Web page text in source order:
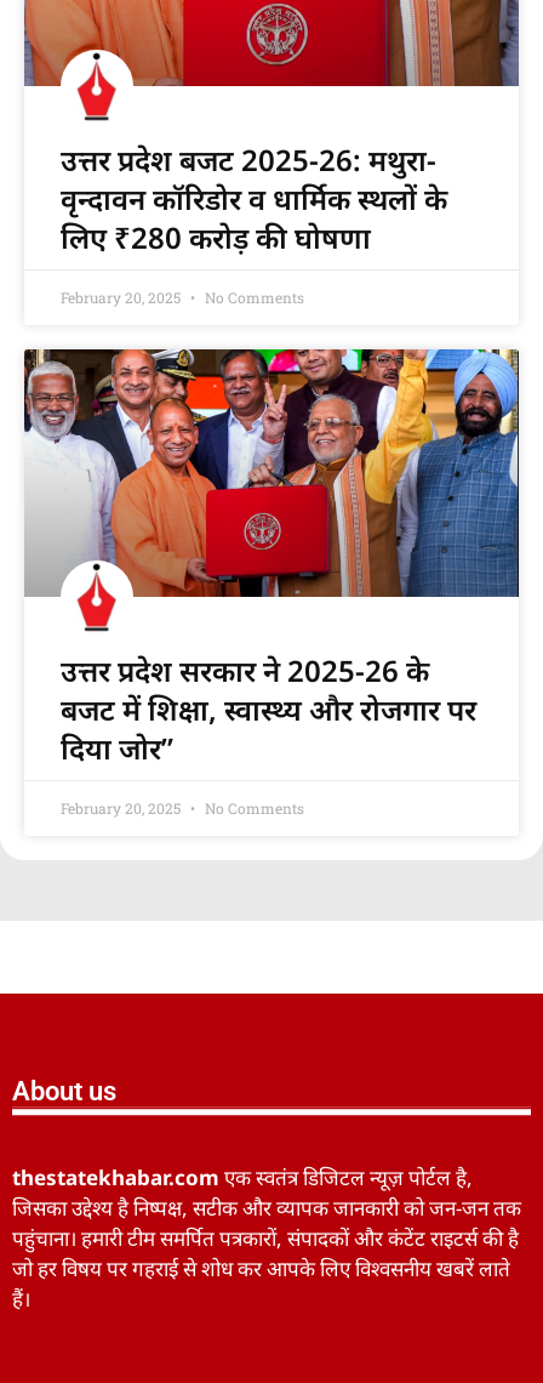
उत्तर प्रदेश बजट 2025-26: मथुरा-
वृन्दावन कॉरिडोर व धार्मिक स्थलों के
लिए ₹280 करोड़ की घोषणा
February 20, 2025 No Comments
उत्तर प्रदेश सरकार ने 2025-26 के
बजट में शिक्षा, स्वास्थ्य और रोजगार पर
दिया जोर”
February 20, 2025 No Comments
About us
thestatekhabar.com एक स्वतंत्र डिजिटल न्यूज़ पोर्टल है,
जिसका उद्देश्य है निष्पक्ष, सटीक और व्यापक जानकारी को जन-जन तक
पहुंचाना। हमारी टीम समर्पित पत्रकारों, संपादकों और कंटेंट राइटर्स की है
जो हर विषय पर गहराई से शोध कर आपके लिए विश्वसनीय खबरें लाते
हैं।